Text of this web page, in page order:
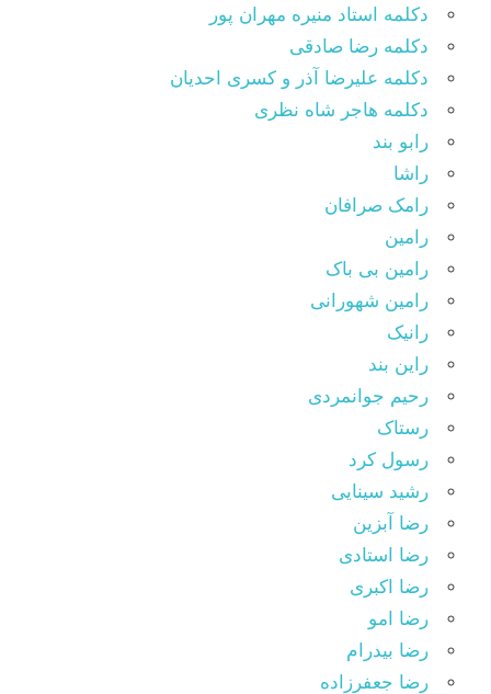
دکلمه استاد منیره مهران پور
دکلمه رضا صادقی
دکلمه علیرضا آذر و کسری احدیان
دکلمه هاجر شاه نظری
رابو بند
راشا
رامک صرافان
رامین
رامین بی باک
رامین شهورانی
رانیک
راین بند
رحیم جوانمردی
رستاک
رسول کرد
رشید سینایی
رضا آبزین
رضا استادی
رضا اکبری
رضا امو
رضا بیدرام
رضا جعفرزاده